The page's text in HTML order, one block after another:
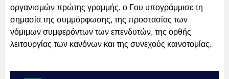
οργανισμών πρώτης γραμμής, ο Γου υπογράμμισε τη
σημασία της συμμόρφωσης, της προστασίας των
νόμιμων συμφερόντων των επενδυτών, της ορθής
λειτουργίας των κανόνων και της συνεχούς καινοτομίας.